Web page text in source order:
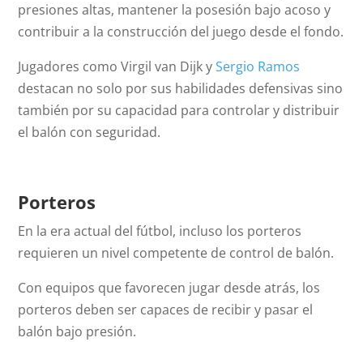
presiones altas, mantener la posesión bajo acoso y
contribuir a la construcción del juego desde el fondo.
Jugadores como Virgil van Dijk ySergio Ramos
destacan no solo por sus habilidades defensivas sino
también por su capacidad para controlar y distribuir
el balón con seguridad.
Porteros
En la era actual del fútbol, incluso los porteros
requieren un nivel competente de control de balón.
Con equipos que favorecen jugar desde atrás, los
porteros deben ser capaces de recibir y pasar el
balón bajo presión.